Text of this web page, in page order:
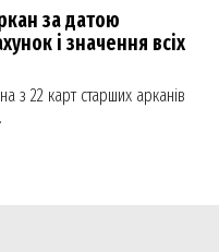
за датою
і значення всіх
з 22 карт старших арканів